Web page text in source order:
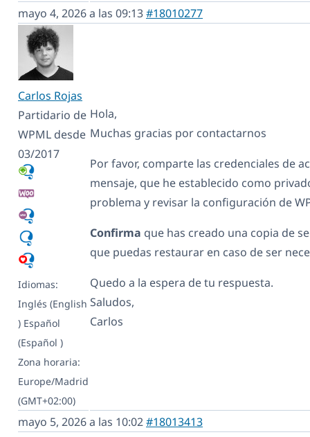
mayo 4, 2026 a las 09:13#18010277
Carlos Rojas
Partidario de
WPML desde
03/2017
Idiomas:
Inglés (English
) Español
(Español )
Zona horaria:
Europe/Madrid
(GMT+02:00)
Hola,
Muchas gracias por contactarnos
Por favor, comparte las credenciales de
mensaje, que he establecido como
problema y revisar la configuración de
Confirma que has creado una copia de
que puedas restaurar en caso de ser
Quedo a la espera de tu respuesta.
Saludos,
Carlos
mayo 5, 2026 a las 10:02#18013413